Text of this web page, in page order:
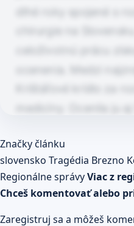
ktoré jej udelilo Cenu
Článok pokračuje po
Prečítaj celý článok
Značky článku
slovensko Tragédia Brezno
Regionálne správyViac z
Chceš komentovať alebo
Zaregistruj sa a môžeš